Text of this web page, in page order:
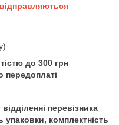
до 300 грн
передоплаті
перевізника
упаковки, комплектність